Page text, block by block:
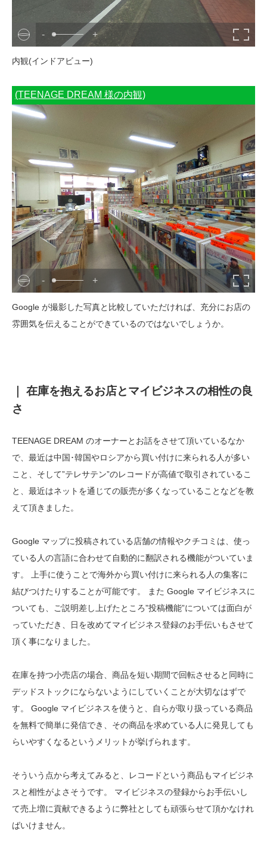
- +
内観(インドアビュー)
(TEENAGE DREAM 様の内観)
- +
Google が撮影した写真と比較していただければ、充分にお店の
雰囲気を伝えることができているのではないでしょうか。
｜ 在庫を抱えるお店とマイビジネスの相性の良
さ
TEENAGE DREAM のオーナーとお話をさせて頂いているなか
で、最近は中国･韓国やロシアから買い付けに来られる人が多い
こと、そして”テレサテン”のレコードが高値で取引されているこ
と、最近はネットを通じての販売が多くなっていることなどを教
えて頂きました。
Google マップに投稿されている店舗の情報やクチコミは、使っ
ている人の言語に合わせて自動的に翻訳される機能がついていま
す。 上手に使うことで海外から買い付けに来られる人の集客に
結びつけたりすることが可能です。 また Google マイビジネスに
ついても、ご説明差し上げたところ”投稿機能”については面白が
っていただき、日を改めてマイビジネス登録のお手伝いもさせて
頂く事になりました。
在庫を持つ小売店の場合、商品を短い期間で回転させると同時に
デッドストックにならないようにしていくことが大切なはずで
す。 Google マイビジネスを使うと、自らが取り扱っている商品
を無料で簡単に発信でき、その商品を求めている人に発見しても
らいやすくなるというメリットが挙げられます。
そういう点から考えてみると、レコードという商品もマイビジネ
スと相性がよさそうです。 マイビジネスの登録からお手伝いし
て売上増に貢献できるように弊社としても頑張らせて頂かなけれ
ばいけません。